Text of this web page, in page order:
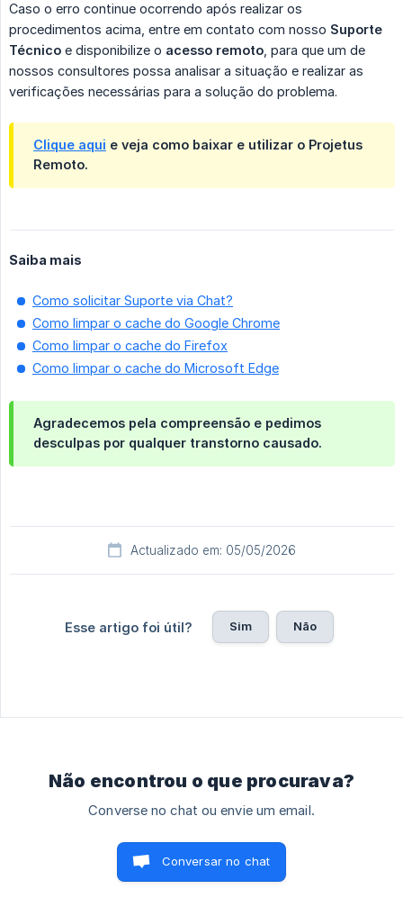
Caso o erro continue ocorrendo após realizar os
procedimentos acima, entre em contato com nosso Suporte
Técnico e disponibilize o acesso remoto , para que um de
nossos consultores possa analisar a situação e realizar as
verificações necessárias para a solução do problema.
Clique aqui e veja como baixar e utilizar o Projetus
Remoto.
Saiba mais
Como solicitar Suporte via Chat?
Como limpar o cache do Google Chrome
Como limpar o cache do Firefox
Como limpar o cache do Microsoft Edge
Agradecemos pela compreensão e pedimos
desculpas por qualquer transtorno causado.
Actualizado em: 05/05/2026
Esse artigo foi útil? Sim Não
Não encontrou o que procurava?
Converse no chat ou envie um email.
Conversar no chat